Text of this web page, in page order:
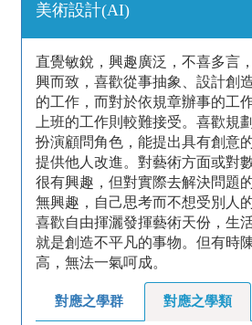
美術設計(AI)
直覺敏銳，興趣廣泛，不喜多言
興而致，喜歡從事抽象、設計創
的工作，而對於依規章辦事的工
上班的工作則較難接受。喜歡規
扮演顧問角色，能提出具有創意
提供他人改進。對藝術方面或對
很有興趣，但對實際去解決問題
無興趣，自己思考而不想受別人
喜歡自由揮灑發揮藝術天份，生
就是創造不平凡的事物。但有時
高，無法一氣呵成。
對應之學群 對應之學類